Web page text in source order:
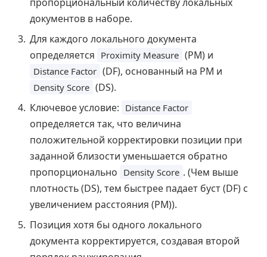
документов в наборе.
Для каждого локального документа
определяется Proximity Measure (PM) и
Distance Factor (DF), основанный на PM и
Density Score (DS).
Ключевое условие: Distance Factor
определяется так, что величина
положительной корректировки позиции при
заданной близости уменьшается обратно
пропорционально Density Score . (Чем выше
плотность (DS), тем быстрее падает буст (DF) с
увеличением расстояния (PM)).
Позиция хотя бы одного локального
документа корректируется, создавая второй